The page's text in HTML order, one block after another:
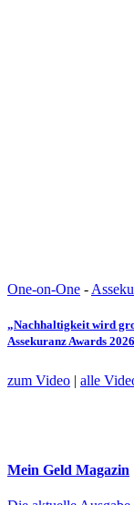
One-on-One -
„Nachhaltigkeit wird
Assekuranz Awards
zum Video | alle
Mein Geld Magazin